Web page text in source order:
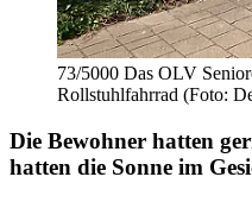
73/5000 Das OLV
Rollstuhlfahrrad (Foto:
Die Bewohner hatten
hatten die Sonne im